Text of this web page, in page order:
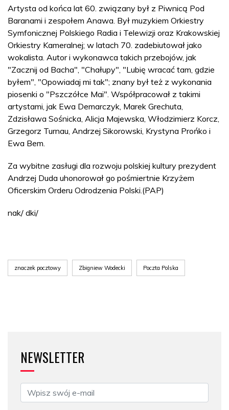
Artysta od końca lat 60. związany był z Piwnicą Pod
Baranami i zespołem Anawa. Był muzykiem Orkiestry
Symfonicznej Polskiego Radia i Telewizji oraz Krakowskiej
Orkiestry Kameralnej; w latach 70. zadebiutował jako
wokalista. Autor i wykonawca takich przebojów, jak
"Zacznij od Bacha", "Chałupy", "Lubię wracać tam, gdzie
byłem", "Opowiadaj mi tak"; znany był też z wykonania
piosenki o "Pszczółce Mai". Współpracował z takimi
artystami, jak Ewa Demarczyk, Marek Grechuta,
Zdzisława Sośnicka, Alicja Majewska, Włodzimierz Korcz,
Grzegorz Turnau, Andrzej Sikorowski, Krystyna Prońko i
Ewa Bem.
Za wybitne zasługi dla rozwoju polskiej kultury prezydent
Andrzej Duda uhonorował go pośmiertnie Krzyżem
Oficerskim Orderu Odrodzenia Polski.(PAP)
nak/ dki/
znaczek pocztowy Zbigniew Wodecki Poczta Polska
NEWSLETTER